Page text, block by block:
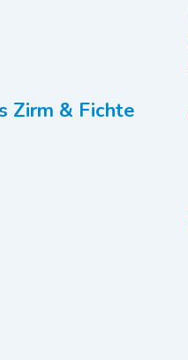
Zirm & Fichte